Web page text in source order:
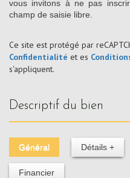
vous invitons à ne pas
champ de saisie libre.
Ce site est protégé par
Confidentialité et es
s'appliquent.
descriptif du bien
Général Détails +
Financier